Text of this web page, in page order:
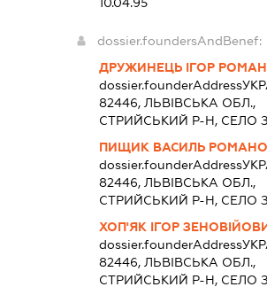
dossier.foundersAndBenef:
ДРУЖИНЕЦЬ ІГОР
dossier.founderAddress
82446, ЛЬВІВСЬКА ОБЛ.,
СТРИЙСЬКИЙ Р-Н, СЕЛО
ПИЩИК ВАСИЛЬ
dossier.founderAddress
82446, ЛЬВІВСЬКА ОБЛ.,
СТРИЙСЬКИЙ Р-Н, СЕЛО
ХОП'ЯК ІГОР
dossier.founderAddress
82446, ЛЬВІВСЬКА ОБЛ.,
СТРИЙСЬКИЙ Р-Н, СЕЛО